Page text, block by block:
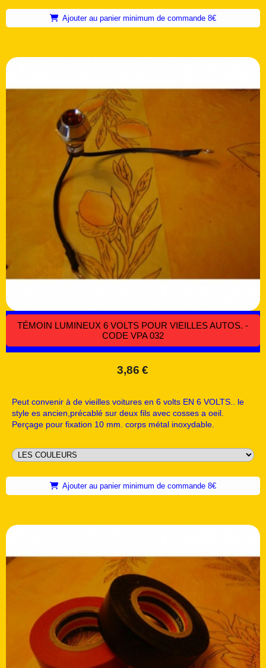
Ajouter au panier minimum de commande 8€
TÉMOIN LUMINEUX 6 VOLTS POUR VIEILLES AUTOS. -
CODE VPA 032
3,86 €
Peut convenir à de vieilles voitures en 6 volts EN 6 VOLTS.. le
style es ancien,précablé sur deux fils avec cosses a oeil.
Perçage pour fixation 10 mm. corps métal inoxydable.
Ajouter au panier minimum de commande 8€